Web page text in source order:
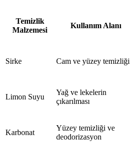
Temizlik
Malzemesi
Kullanım Alanı
Sirke Cam ve yüzey temizliği
Limon Suyu
Yağ ve lekelerin
çıkarılması
Karbonat
Yüzey temizliği ve
deodorizasyon